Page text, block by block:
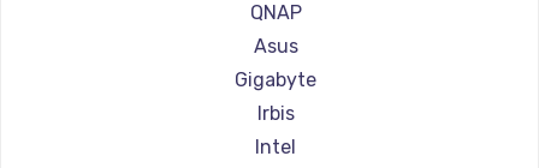
QNAP
Asus
Gigabyte
Irbis
Intel